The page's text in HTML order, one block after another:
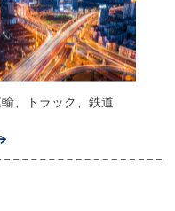
、トラック、鉄道